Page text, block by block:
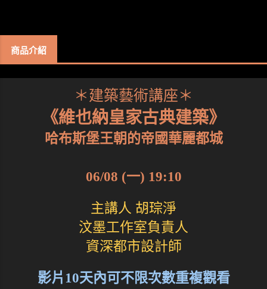
商品介紹
＊建築藝術講座＊
《維也納皇家古典建築》
哈布斯堡王朝的帝國華麗都城
06/08 (一) 19:10
主講人 胡琮淨
汶墨工作室負責人
資深都市設計師
影片10天內可不限次數重複觀看